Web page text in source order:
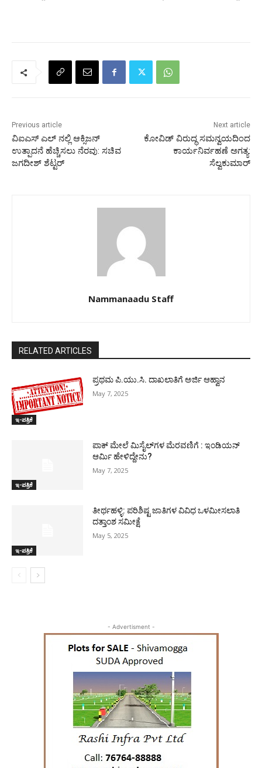
Previous article
ವಿಐಎಸ್ ಎಲ್ ನಲ್ಲಿ ಆಕ್ಸಿಜನ್
ಉತ್ಪಾದನೆ ಹೆಚ್ಚಿಸಲು ನೆರವು: ಸಚಿವ
ಜಗದೀಶ್ ಶೆಟ್ಟರ್
Next article
ಕೋವಿಡ್ ವಿರುದ್ಧ ಸಮನ್ವಯದಿಂದ
ಕಾರ್ಯನಿರ್ವಹಣೆ ಅಗತ್ಯ:
ಸೆಲ್ವಕುಮಾರ್
Nammanaadu Staff
RELATED ARTICLES
ಇ-ಪತ್ರಿಕೆ
ಪ್ರಥಮ ಪಿ.ಯು.ಸಿ. ದಾಖಲಾತಿಗೆ ಅರ್ಜಿ ಆಹ್ವಾನ
May 7, 2025
ಇ-ಪತ್ರಿಕೆ
ಪಾಕ್​ ಮೇಲೆ ಮಿಸೈಲ್​ಗಳ ಮೆರವಣಿಗೆ : ಇಂಡಿಯನ್
ಆರ್ಮಿ ಹೇಳಿದ್ದೇನು?
May 7, 2025
ಇ-ಪತ್ರಿಕೆ
ತೀರ್ಥಹಳ್ಳಿ: ಪರಿಶಿಷ್ಟ ಜಾತಿಗಳ ವಿವಿಧ ಒಳಮೀಸಲಾತಿ
ದತ್ತಾಂಶ ಸಮೀಕ್ಷೆ
May 5, 2025
- Advertisment -